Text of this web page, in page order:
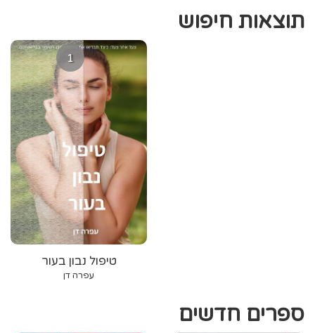
תוצאות חיפוש
1
טיפול נבון בעור
עפרה דן
ספרים חדשים